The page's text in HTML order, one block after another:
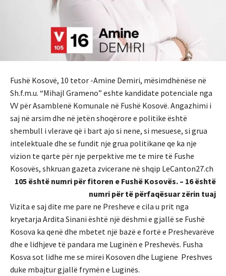
Fushë Kosovë, 10 tetor -Amine Demiri, mësimdhënëse në
Sh.f.m.u. “Mihajl Grameno” eshte kandidate potenciale nga
VV për Asamblenë Komunale në Fushë Kosovë. Angazhimi i
saj në arsim dhe në jetën shoqërore e politike është
shembull i vlerave që i bart ajo si nene, si mesuese, si grua
intelektuale dhe se fundit nje grua politikane qe ka nje
vizion te qarte për nje perpektive me te mire të Fushe
Kosovës, shkruan gazeta zvicerane në shqip LeCanton27.ch
105 është numri për fitoren e Fushë Kosovës. – 16 është
numri për të përfaqësuar zërin tuaj
Vizita e saj dite me pare ne Presheve e cila u prit nga
kryetarja Ardita Sinani është një dëshmi e gjallë se Fushë
Kosova ka qenë dhe mbetet një bazë e fortë e Preshevarëve
dhe e lidhjeve të pandara me Luginën e Preshevës. Fusha
Kosva sot lidhe me se mirei Kosoven dhe Lugiene Preshves
duke mbajtur gjallë frymën e Luginës.